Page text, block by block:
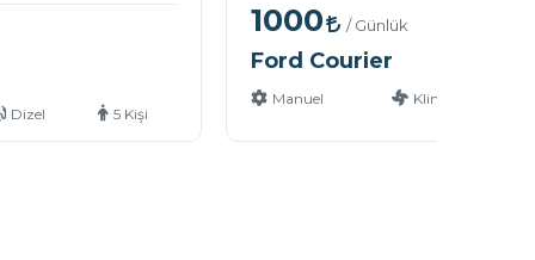
Dizel 5 Kişi
1000 / Günlük
Ford Courier
Manuel Klimalı